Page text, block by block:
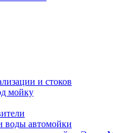
и стоков
мойку
воды автомойки